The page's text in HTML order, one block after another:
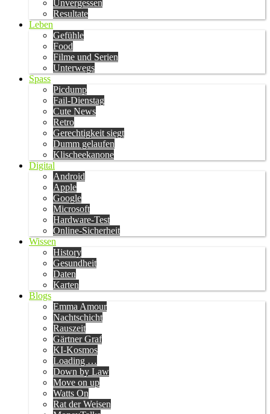
Unvergessen
Resultate
Leben
Gefühle
Food
Filme und Serien
Unterwegs
Spass
Picdump
Fail-Dienstag
Cute News
Retro
Gerechtigkeit siegt
Dumm gelaufen
Klischeekanone
Digital
Android
Apple
Google
Microsoft
Hardware-Test
Online-Sicherheit
Wissen
History
Gesundheit
Daten
Karten
Blogs
Emma Amour
Nachtschicht
Rauszeit
Gärtner Graf
KI-Kosmos
Loading …
Down by Law
Move on up
Watts On
Rat der Weisen